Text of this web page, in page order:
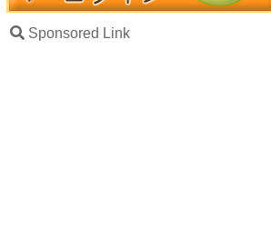
Sponsored Link